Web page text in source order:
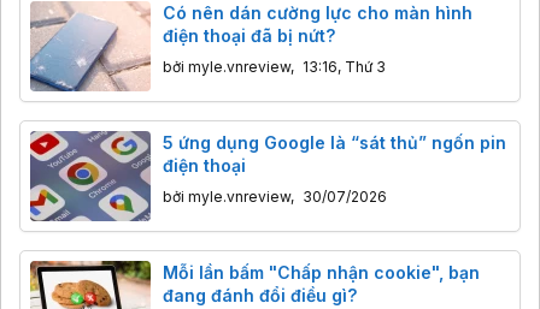
Có nên dán cường lực cho màn hình
điện thoại đã bị nứt?
bởi myle.vnreview, 13:16, Thứ 3
5 ứng dụng Google là “sát thủ” ngốn pin
điện thoại
bởi myle.vnreview, 30/07/2026
Mỗi lần bấm "Chấp nhận cookie", bạn
đang đánh đổi điều gì?